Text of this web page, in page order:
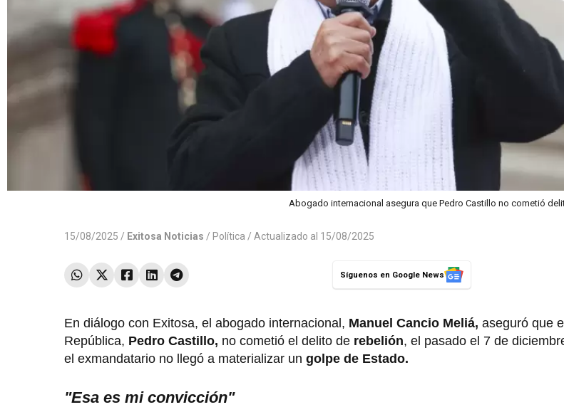
Abogado internacional asegura que Pedro Castillo no cometió
15/08/2025 / Exitosa Noticias / Política / Actualizado al 15/08/2025
Síguenos en Google News
En diálogo con Exitosa, el abogado internacional, Manuel Cancio Meliá, aseguró que
República, Pedro Castillo, no cometió el delito de rebelión, el pasado el 7 de
el exmandatario no llegó a materializar un golpe de Estado.
"Esa es mi convicción"